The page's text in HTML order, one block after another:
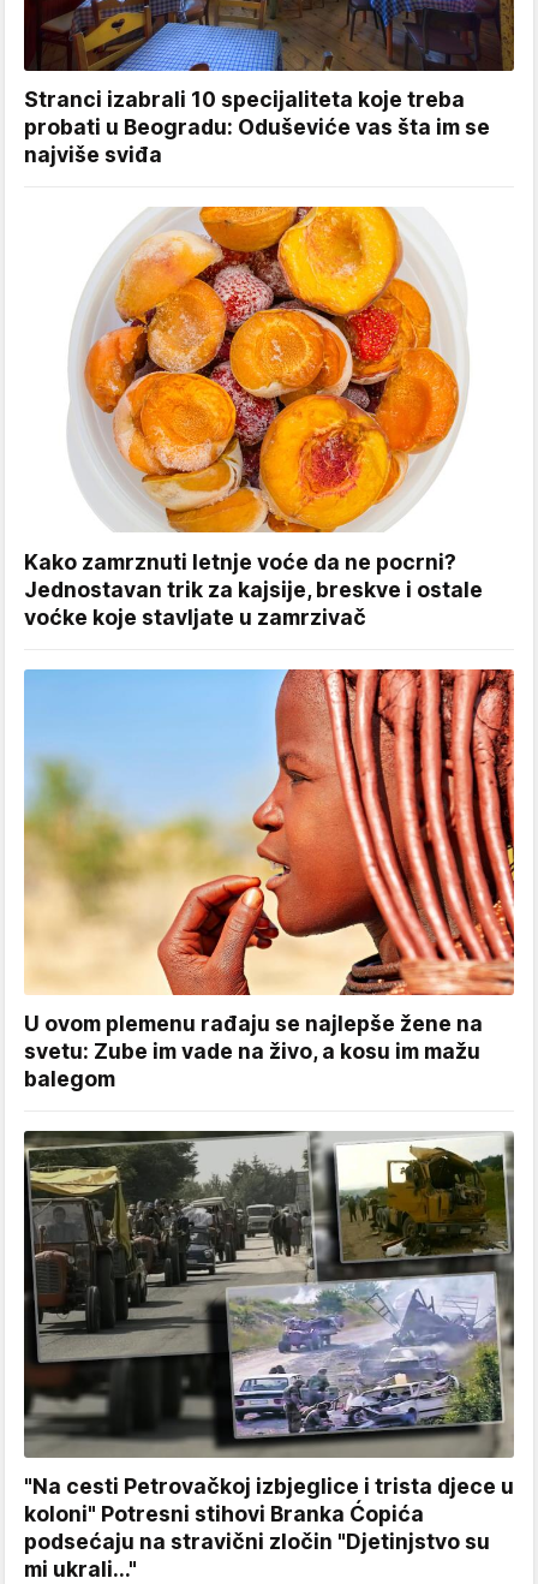
Stranci izabrali 10 specijaliteta koje treba
probati u Beogradu: Oduševiće vas šta im se
najviše sviđa
Kako zamrznuti letnje voće da ne pocrni?
Jednostavan trik za kajsije, breskve i ostale
voćke koje stavljate u zamrzivač
U ovom plemenu rađaju se najlepše žene na
svetu: Zube im vade na živo, a kosu im mažu
balegom
"Na cesti Petrovačkoj izbjeglice i trista djece u
koloni" Potresni stihovi Branka Ćopića
podsećaju na stravični zločin "Djetinjstvo su
mi ukrali..."